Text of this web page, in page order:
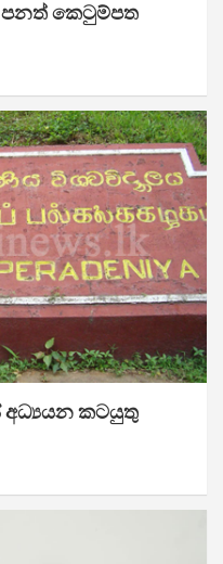
පනත් කෙටුම්පත
අධ්‍යයන කටයුතු